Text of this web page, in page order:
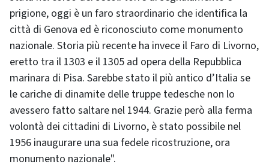
prigione, oggi è un faro straordinario che identifica la
città di Genova ed è riconosciuto come monumento
nazionale. Storia più recente ha invece il Faro di Livorno,
eretto tra il 1303 e il 1305 ad opera della Repubblica
marinara di Pisa. Sarebbe stato il più antico d’Italia se
le cariche di dinamite delle truppe tedesche non lo
avessero fatto saltare nel 1944. Grazie però alla ferma
volontà dei cittadini di Livorno, è stato possibile nel
1956 inaugurare una sua fedele ricostruzione, ora
monumento nazionale".